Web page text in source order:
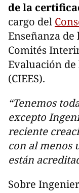
de la
cargo del
Enseñanza de
Comités
Evaluación
(CIEES).
“Tenemos
excepto
reciente
con al menos
están
Sobre